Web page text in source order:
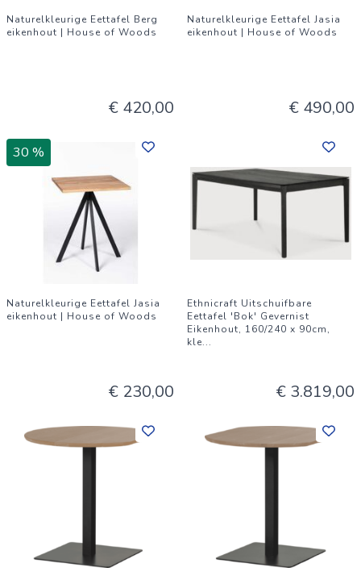
Naturelkleurige Eettafel Berg
eikenhout | House of Woods
€ 420,00
Naturelkleurige Eettafel Jasia
eikenhout | House of Woods
€ 490,00
30 %
Naturelkleurige Eettafel Jasia
eikenhout | House of Woods
€ 230,00
Ethnicraft Uitschuifbare
Eettafel 'Bok' Gevernist
Eikenhout, 160/240 x 90cm,
kle...
€ 3.819,00